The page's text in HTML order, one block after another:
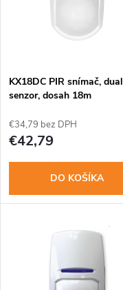
e
p
r
o
s
p
r
d
KX18DC PIR snímač, dual
senzor, dosah 18m
€34,79 bez DPH
€42,79
DO KOŠÍKA